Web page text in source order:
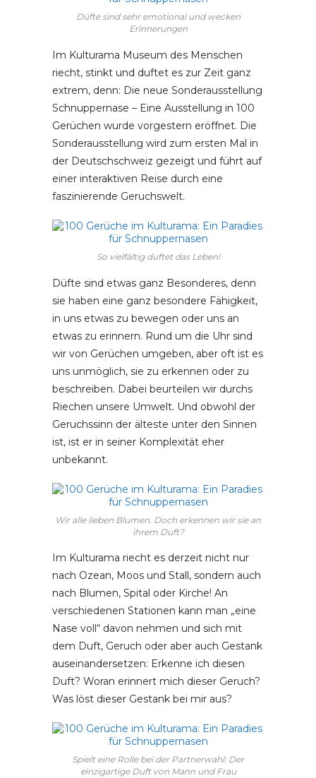
Düfte sind sehr emotional und wecken
Erinnerungen
Im Kulturama Museum des Menschen
riecht, stinkt und duftet es zur Zeit ganz
extrem, denn: Die neue Sonderausstellung
Schnuppernase – Eine Ausstellung in 100
Gerüchen wurde vorgestern eröffnet. Die
Sonderausstellung wird zum ersten Mal in
der Deutschschweiz gezeigt und führt auf
einer interaktiven Reise durch eine
faszinierende Geruchswelt.
So vielfältig duftet das Leben!
Düfte sind etwas ganz Besonderes, denn
sie haben eine ganz besondere Fähigkeit,
in uns etwas zu bewegen oder uns an
etwas zu erinnern. Rund um die Uhr sind
wir von Gerüchen umgeben, aber oft ist es
uns unmöglich, sie zu erkennen oder zu
beschreiben. Dabei beurteilen wir durchs
Riechen unsere Umwelt. Und obwohl der
Geruchssinn der älteste unter den Sinnen
ist, ist er in seiner Komplexität eher
unbekannt.
Wir alle lieben Blumen. Doch erkennen wir sie an
ihrem Duft?
Im Kulturama riecht es derzeit nicht nur
nach Ozean, Moos und Stall, sondern auch
nach Blumen, Spital oder Kirche! An
verschiedenen Stationen kann man „eine
Nase voll“ davon nehmen und sich mit
dem Duft, Geruch oder aber auch Gestank
auseinandersetzen: Erkenne ich diesen
Duft? Woran erinnert mich dieser Geruch?
Was löst dieser Gestank bei mir aus?
Spielt eine Rolle bei der Partnerwahl: Der
einzigartige Duft von Mann und Frau